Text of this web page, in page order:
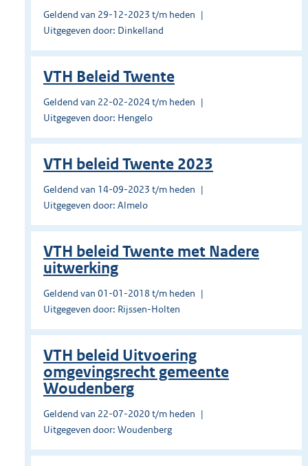
Geldend van 29-12-2023 t/m heden
Uitgegeven door: Dinkelland
VTH Beleid Twente
Geldend van 22-02-2024 t/m heden
Uitgegeven door: Hengelo
VTH beleid Twente 2023
Geldend van 14-09-2023 t/m heden
Uitgegeven door: Almelo
VTH beleid Twente met Nadere
uitwerking
Geldend van 01-01-2018 t/m heden
Uitgegeven door: Rijssen-Holten
VTH beleid Uitvoering
omgevingsrecht gemeente
Woudenberg
Geldend van 22-07-2020 t/m heden
Uitgegeven door: Woudenberg